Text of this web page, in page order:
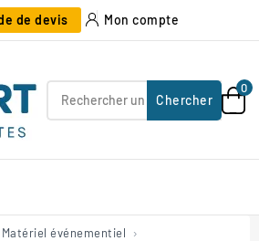
de devis Mon compte
Chercher
0
Matériel événementiel